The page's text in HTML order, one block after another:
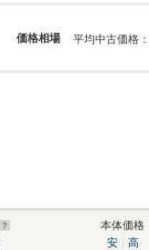
価格相場 平均中古価格：
本体価格
安
高